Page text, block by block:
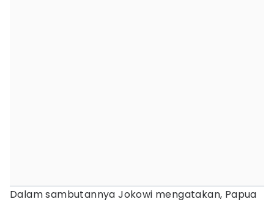
Dalam sambutannya Jokowi mengatakan, Papua